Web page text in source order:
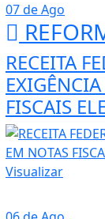
07 de Ago
RECEITA
FISCAIS
Visualizar